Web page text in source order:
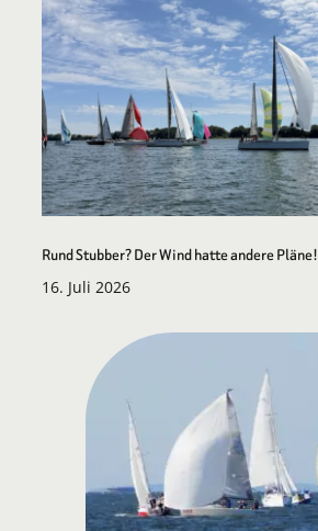
Rund Stubber? Der Wind hatte andere Pläne!
16. Juli 2026